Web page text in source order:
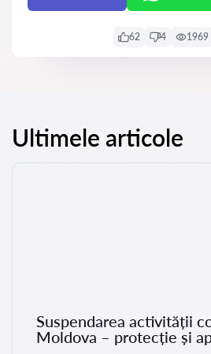
62 4 1969
Ultimele articole
Suspendarea activității
Moldova – protecție și